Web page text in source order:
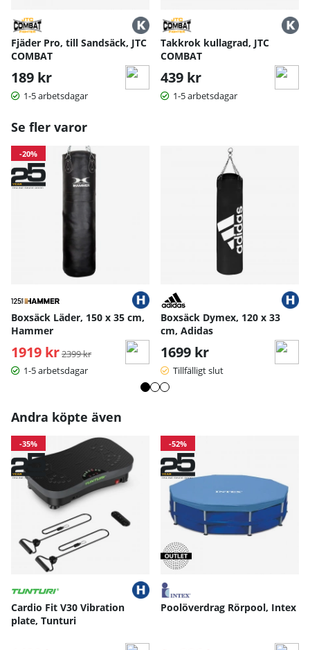
Fjäder Pro, till Sandsäck, JTC
COMBAT
189 kr
1-5 arbetsdagar
Takkrok kullagrad, JTC
COMBAT
439 kr
1-5 arbetsdagar
Se fler varor
-20%
Boxsäck Läder, 150 x 35 cm,
Hammer
1919 kr Ordinarie pris:
2399 kr
1-5 arbetsdagar
Boxsäck Dymex, 120 x 33
cm, Adidas
1699 kr
Tillfälligt slut
Andra köpte även
-35%
Cardio Fit V30 Vibration
plate, Tunturi
-52%
Poolöverdrag Rörpool, Intex